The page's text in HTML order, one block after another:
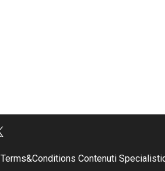
Terms&Conditions Contenuti